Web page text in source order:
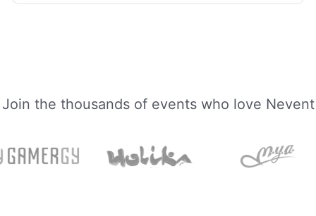
Join the thousands of events who love Nevent